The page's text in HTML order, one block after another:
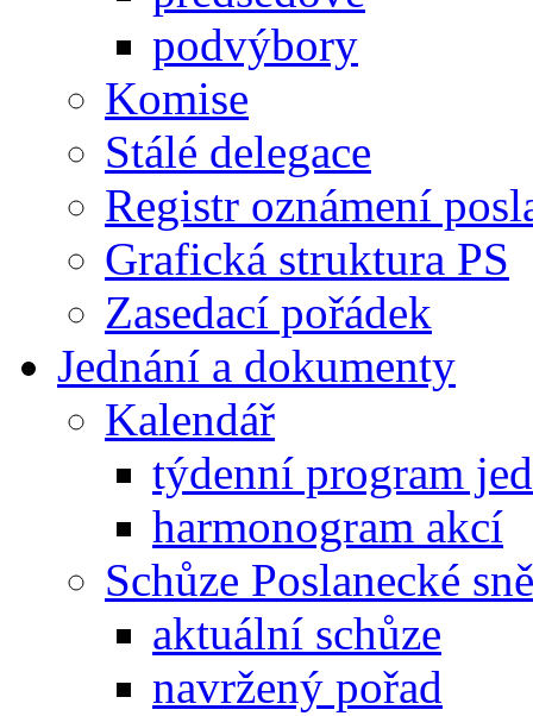
podvýbory
Komise
Stálé delegace
Registr oznámení
Grafická struktura PS
Zasedací pořádek
Jednání a dokumenty
Kalendář
týdenní program
harmonogram akcí
Schůze Poslanecké
aktuální schůze
navržený pořad